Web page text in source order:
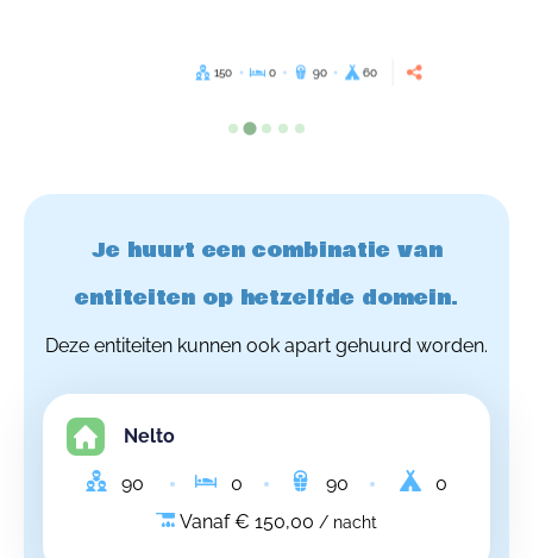
150 0 90 60
Je huurt een combinatie van
entiteiten op hetzelfde domein.
Deze entiteiten kunnen ook apart gehuurd worden.
Nelto
90 0 90
0
Vanaf € 150,00 / nacht